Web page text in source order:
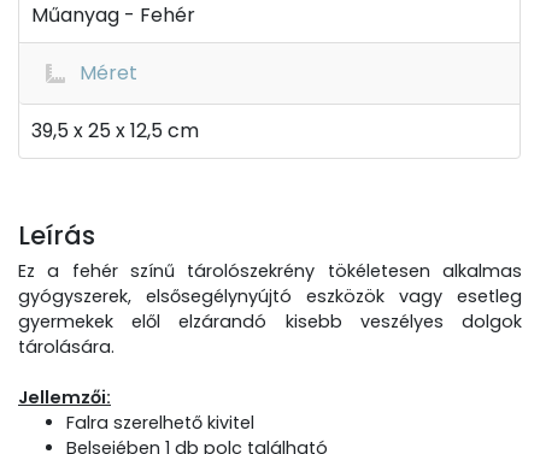
Műanyag - Fehér
Méret
39,5 x 25 x 12,5 cm
Leírás
Ez a fehér színű tárolószekrény tökéletesen alkalmas
gyógyszerek, elsősegélynyújtó eszközök vagy esetleg
gyermekek elől elzárandó kisebb veszélyes dolgok
tárolására.
Jellemzői:
Falra szerelhető kivitel
Belsejében 1 db polc található